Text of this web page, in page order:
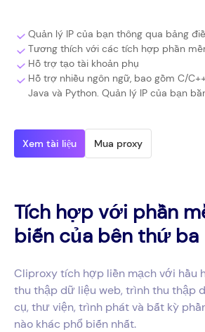
Quản lý IP của bạn thông qua bảng
Tương thích với các tích hợp phần
Hỗ trợ tạo tài khoản phụ
Hỗ trợ nhiều ngôn ngữ, bao gồm C/
Java và Python. Quản lý IP của bạn
Xem tài liệu Mua proxy
Tích hợp với phần
biến của bên thứ ba
Cliproxy tích hợp liền mạch với hầu
thu thập dữ liệu web, trình thu thập
cụ, thư viện, trình phát và bất kỳ
nào khác phổ biến nhất.